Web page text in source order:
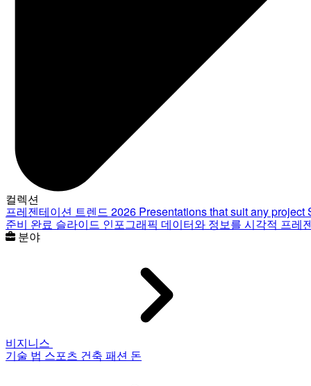
컬렉션
프레젠테이션 트렌드 2026 Presentations that suit any project
준비 완료 슬라이드 인포그래픽 데이터와 정보를 시각적 프레
분야
비지니스
기술 법 스포츠 건축 패션 돈